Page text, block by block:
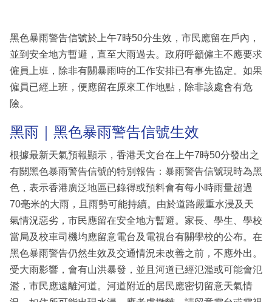
區
黑色暴雨警告信號於上午7時50分生效，市民應留在戶內，
並到安全地方暫避，直至大雨過去。政府呼籲僱主不應要求
僱員上班，除非有關暴雨時的工作安排已有事先協定。如果
僱員已經上班，便應留在原來工作地點，除非該處會有危
險。
黑雨｜黑色暴雨警告信號生效
根據最新天氣預報顯示，香港天文台在上午7時50分發出之
有關黑色暴雨警告信號的特別報告：暴雨警告信號現時為黑
色，表示香港廣泛地區已錄得或預料會有每小時雨量超過
70毫米的大雨，且雨勢可能持續。由於道路嚴重水浸及天
氣情況惡劣，市民應留在安全地方暫避。家長、學生、學校
當局及校車司機均應留意電台及電視台有關學校的公布。在
黑色暴雨警告仍然生效及交通情況未改善之前，不應外出。
受大雨影響，會有山洪暴發，並且河道已經氾濫或可能會氾
濫，市民應遠離河道。河道附近的居民應密切留意天氣情